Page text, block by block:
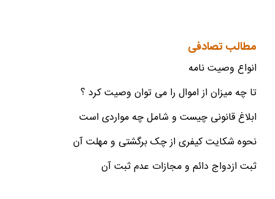
مطالب تصادفی
انواع وصیت نامه
تا چه میزان از اموال را می توان وصیت کرد ؟
ابلاغ قانونی چیست و شامل چه مواردی است
نحوه شکایت کیفری از چک برگشتی و مهلت آن
ثبت ازدواج دائم و مجازات عدم ثبت آن